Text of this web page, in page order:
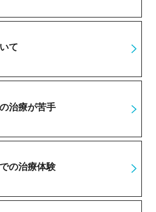
て
治療が苦手
の治療体験